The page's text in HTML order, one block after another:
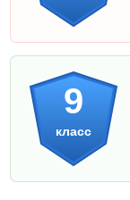
9
класс